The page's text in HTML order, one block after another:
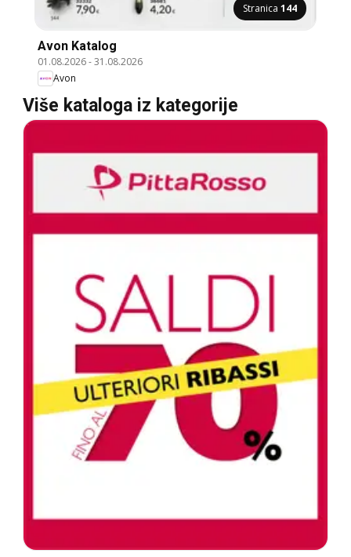
Stranica 144
Avon Katalog
01.08.2026-31.08.2026
Avon
Više kataloga iz kategorije